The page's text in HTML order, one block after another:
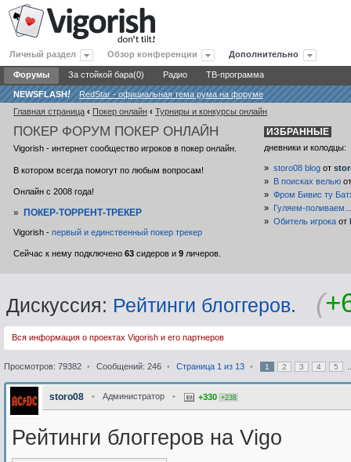
Личный раздел Обзор конференции Дополнительно
Форумы За стойкой бара(0) Радио ТВ-программа
NEWSFLASH!
RedStar - официальная тема рума на форуме
Главная страница ‹ Покер онлайн ‹ Турниры и конкурсы онлайн
ПОКЕР ФОРУМ ПОКЕР ОНЛАЙН
Vigorish - интернет сообщество игроков в покер онлайн.
В котором всегда помогут по любым вопросам!
Онлайн с 2008 года!
»ПОКЕР-ТОРРЕНТ-ТРЕКЕР
Vigorish -первый и единственный покер трекер
Сейчас к нему подключено63 сидеров и9 личеров.
ИЗБРАННЫЕ
дневники и колодцы:
»storo08 blog от
»
В поисках велью
»Фром Бивис ту
»
Гуляем-
»Обитель игрока от
Дискуссия: Рейтинги блоггеров. (
Вся информация о проектах Vigorish и его партнеров
Просмотров: 79382 • Сообщений: 246 • Страница 1 из 13 • 1 2 3 4 5
storo08 • Администратор • +330 +238
Рейтинги блоггеров на Vigo